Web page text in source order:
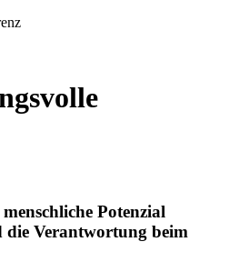
Potenzial
die Verantwortung beim